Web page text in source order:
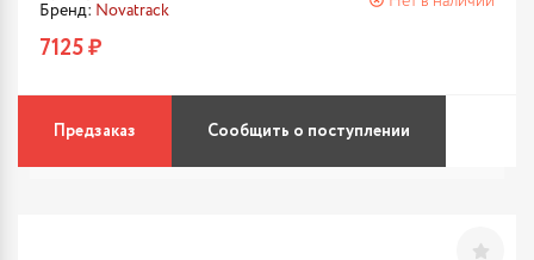
Бренд: Novatrack
7125 ₽
Предзаказ Сообщить о поступлении